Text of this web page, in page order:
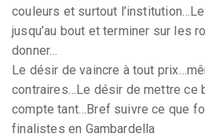
couleurs et surtout
jusqu’au bout et terminer sur les
donner…
Le désir de vaincre à tout
contraires…Le désir de mettre ce
compte tant…Bref suivre ce que
finalistes en Gambardella